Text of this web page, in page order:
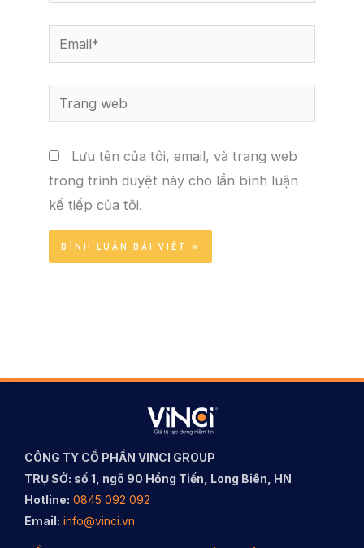
Email*
Trang
web
Lưu tên của tôi, email, và trang web
trong trình duyệt này cho lần bình luận
kế tiếp của tôi.
CÔNG TY CỔ PHẦN VINCI GROUP
TRỤ SỞ: số 1, ngõ 90 Hồng Tiến, Long Biên, HN
Hotline: 0845 092 092
Email: info@vinci.vn